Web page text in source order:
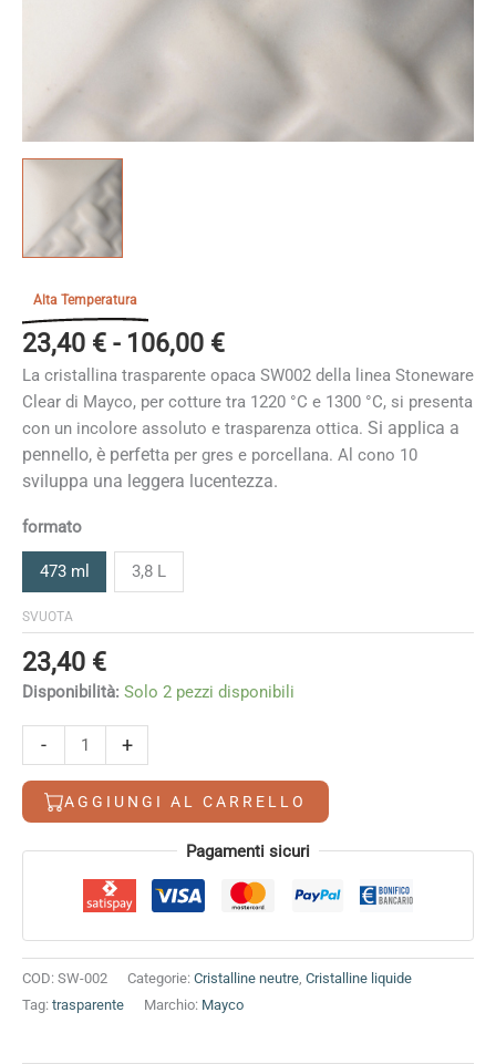
Alta Temperatura
23,40 € - 106,00 €Fascia
di
prezzo:
da
23,40 €
a
La cristallina trasparente opaca SW002 della linea Stoneware
Clear di Mayco, per cotture tra 1220 °C e 1300 °C, si presenta
con un incolore assoluto e trasparenza ottica. Si applica a
pennello, è perfetta per gres e porcellana. Al cono 10
sviluppa una leggera lucentezza.
formato
473 ml 3,8 L
SVUOTA
23,40 €
Disponibilità: Solo 2 pezzi disponibili
-
Cristallina
opaca
a
pennello
+
AGGIUNGI AL CARRELLO
Alternative: Pagamenti sicuri
COD: SW-002 Categorie: Cristalline neutre, Cristalline liquide
Tag: trasparente Marchio: Mayco